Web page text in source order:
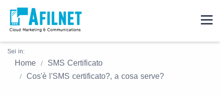
Sei in:
Home
SMS Certificato
Cos'è l'SMS certificato?, a cosa serve?